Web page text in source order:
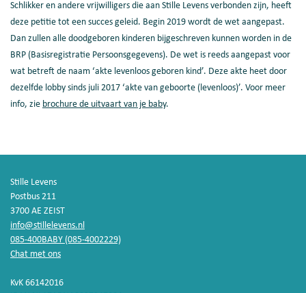
Schlikker en andere vrijwilligers die aan Stille Levens verbonden zijn, heeft
deze petitie tot een succes geleid. Begin 2019 wordt de wet aangepast.
Dan zullen alle doodgeboren kinderen bijgeschreven kunnen worden in de
BRP (Basisregistratie Persoonsgegevens). De wet is reeds aangepast voor
wat betreft de naam ‘akte levenloos geboren kind’. Deze akte heet door
dezelfde lobby sinds juli 2017 ‘akte van geboorte (levenloos)’. Voor meer
info, zie brochure de uitvaart van je baby.
Stille Levens
Postbus 211
3700 AE ZEIST
info@stillelevens.nl
085-400BABY (085-4002229)
Chat met ons
KvK 66142016